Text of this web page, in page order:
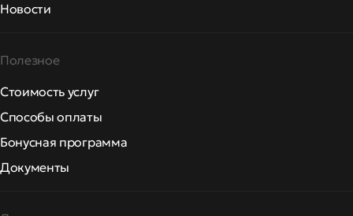
Новости
Полезное
Стоимость услуг
Способы оплаты
Бонусная программа
Документы